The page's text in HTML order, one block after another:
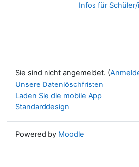
Infos für
Sie sind nicht angemeldet. (
Unsere Datenlöschfristen
Laden Sie die mobile App
Standarddesign
Powered by Moodle